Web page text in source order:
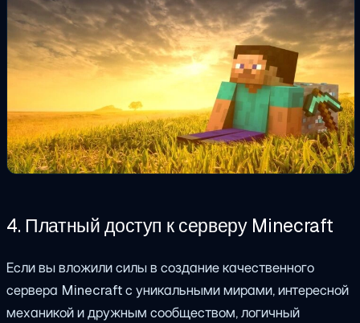
4. Платный доступ к серверу Minecraft
Если вы вложили силы в создание качественного
сервера Minecraft с уникальными мирами, интересной
механикой и дружным сообществом, логичный